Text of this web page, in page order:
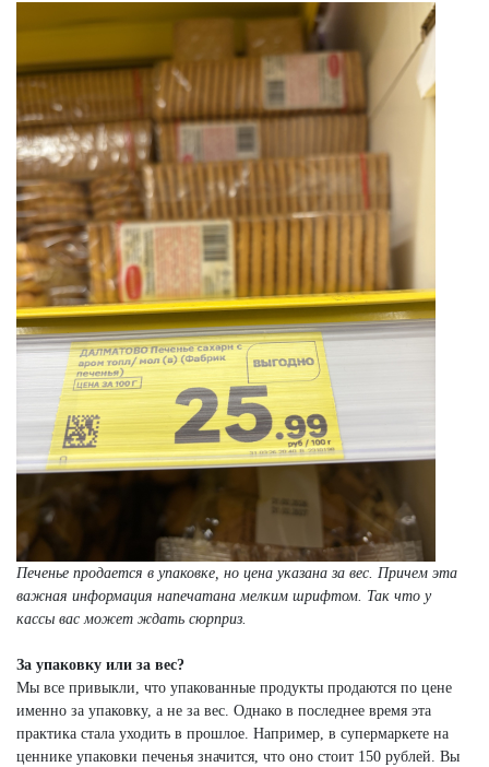
Печенье продается в упаковке, но цена указана за вес. Причем эта
важная информация напечатана мелким шрифтом. Так что у
кассы вас может ждать сюрприз.
За упаковку или за вес?
Мы все привыкли, что упакованные продукты продаются по цене
именно за упаковку, а не за вес. Однако в последнее время эта
практика стала уходить в прошлое. Например, в супермаркете на
ценнике упаковки печенья значится, что оно стоит 150 рублей. Вы